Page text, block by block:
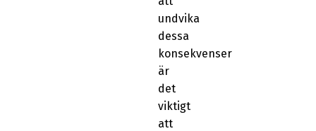
undvika
dessa
konsekvenser
är
det
viktigt
att